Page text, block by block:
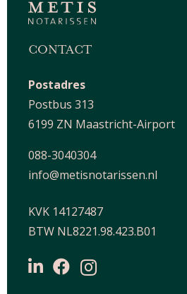
CONTACT
Postadres
Postbus 313
6199 ZN Maastricht-Airport
088-3040304
info@metisnotarissen.nl
KVK 14127487
BTW NL8221.98.423.B01